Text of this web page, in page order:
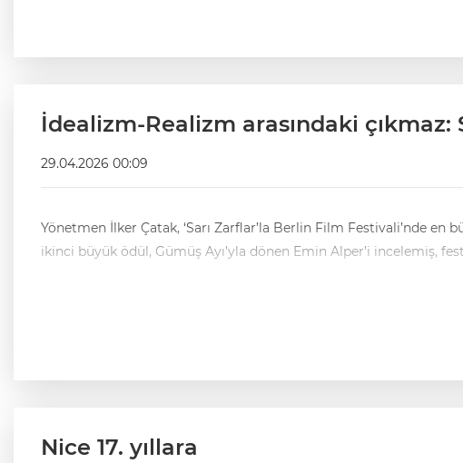
İdealizm-Realizm arasındaki çıkmaz:
29.04.2026 00:09
Yönetmen İlker Çatak, ‘Sarı Zarflar’la Berlin Film Festivali’nde en büyük ödül olan
ikinci büyük ödül, Gümüş Ayı’yla dönen Emin Alper’i incelemiş,
Nice 17. yıllara